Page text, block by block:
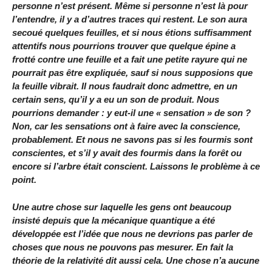
personne n’est présent. Même si personne n’est là pour
l’entendre, il y a d’autres traces qui restent. Le son aura
secoué quelques feuilles, et si nous étions suffisamment
attentifs nous pourrions trouver que quelque épine a
frotté contre une feuille et a fait une petite rayure qui ne
pourrait pas être expliquée, sauf si nous supposions que
la feuille vibrait. Il nous faudrait donc admettre, en un
certain sens, qu’il y a eu un son de produit. Nous
pourrions demander : y eut-il une « sensation » de son ?
Non, car les sensations ont à faire avec la conscience,
probablement. Et nous ne savons pas si les fourmis sont
conscientes, et s’il y avait des fourmis dans la forêt ou
encore si l’arbre était conscient. Laissons le problème à ce
point.
Une autre chose sur laquelle les gens ont beaucoup
insisté depuis que la mécanique quantique a été
développée est l’idée que nous ne devrions pas parler de
choses que nous ne pouvons pas mesurer. En fait la
théorie de la relativité dit aussi cela. Une chose n’a aucune